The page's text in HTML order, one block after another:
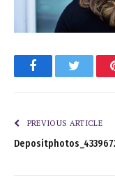
FacebookTwitter
PREVIOUS ARTICLE